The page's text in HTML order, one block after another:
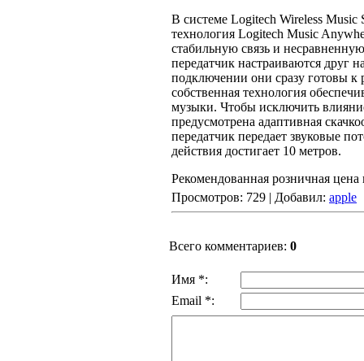
В системе Logitech Wireless Music
технология Logitech Music
стабильную связь и
передатчик настраиваются друг
подключении они сразу готовы к
собственная технология
музыки. Чтобы исключить
предусмотрена адаптивная
передатчик передает звуковые
действия достигает 10 метров.
Рекомендованная розничная цена
Просмотров: 729 | Добавил: apple
Всего комментариев: 0
Имя *:
Email *: